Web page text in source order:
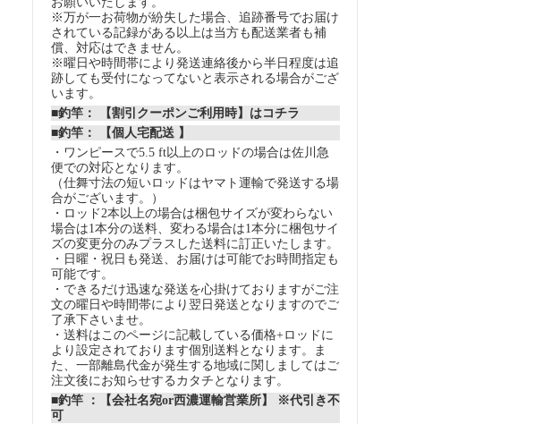
※万が一お荷物が紛失した場合、追跡番号でお届け
されている記録がある以上は当方も配送業者も補
償、対応はできません。
※曜日や時間帯により発送連絡後から半日程度は追
跡しても受付になってないと表示される場合がござ
います。
■釣竿： 【割引クーポンご利用時】はコチラ
■釣竿： 【個人宅配送 】
・ワンピースで5.5 ft以上のロッドの場合は佐川急
便での対応となります。
（仕舞寸法の短いロッドはヤマト運輸で発送する場
合がございます。）
・ロッド2本以上の場合は梱包サイズが変わらない
場合は1本分の送料、変わる場合は1本分に梱包サイ
ズの変更分のみプラスした送料に訂正いたします。
・日曜・祝日も発送、お届けは可能でお時間指定も
可能です。
・できるだけ迅速な発送を心掛けておりますがご注
文の曜日や時間帯により翌日発送となりますのでご
了承下さいませ。
・送料はこのページに記載している価格+ロッドに
より設定されております個別送料となります。ま
た、一部離島代金が発生する地域に関しましてはご
注文後にお知らせするカタチとなります。
■釣竿 ：【会社名宛or西濃運輸営業所】 ※代引き不
可